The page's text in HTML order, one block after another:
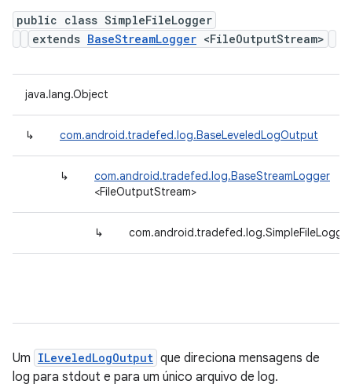
public class SimpleFileLogger
extends BaseStreamLogger <FileOutputStream>
java.lang.Object
↳ com.android.tradefed.log.BaseLeveledLogOutput
↳
com.android.tradefed.log.BaseStreamLogger
<FileOutputStream>
↳ com.android.tradefed.log.SimpleFileLogger
Um ILeveledLogOutput que direciona mensagens de
log para stdout e para um único arquivo de log.